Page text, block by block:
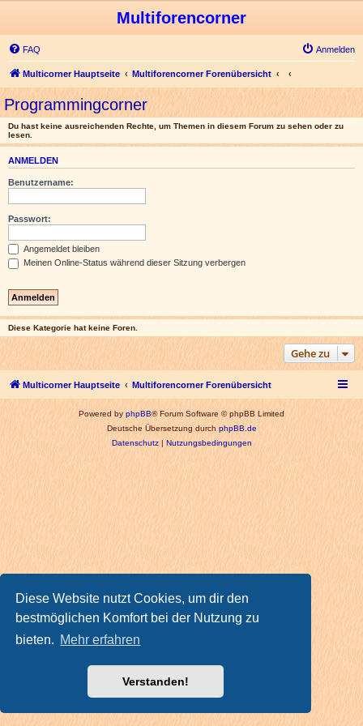
Diese Website nutzt Cookies, um dir den
bestmöglichen Komfort bei der Nutzung zu
bieten. Mehr erfahren
Verstanden!
Multiforencorner
FAQ Anmelden
Multicorner Hauptseite Multiforencorner Forenübersicht
Programmingcorner
Du hast keine ausreichenden Rechte, um Themen in diesem Forum zu sehen oder zu
lesen.
ANMELDEN
Benutzername:
Passwort:
Angemeldet bleiben
Meinen Online-Status während dieser Sitzung verbergen
Diese Kategorie hat keine Foren.
Gehe zu
Multicorner Hauptseite Multiforencorner Forenübersicht
Powered byphpBB® Forum Software © phpBB Limited
Deutsche Übersetzung durchphpBB.de
Datenschutz|Nutzungsbedingungen